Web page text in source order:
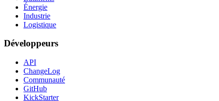
Énergie
Industrie
Logistique
Développeurs
API
ChangeLog
Communauté
GitHub
KickStarter